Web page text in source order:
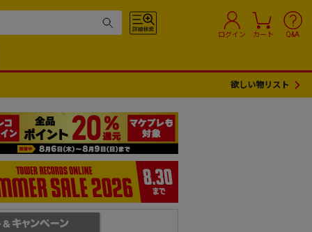
ログイン カート Q&A
欲しい物リスト